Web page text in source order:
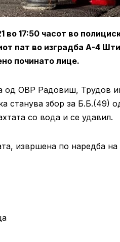
во 17:50 часот во
пат во изградба А-4
починато лице.
од ОВР Радовиш, Трудов
станува збор за Б.Б.(49)
со вода и се удавил.
извршена по наредба